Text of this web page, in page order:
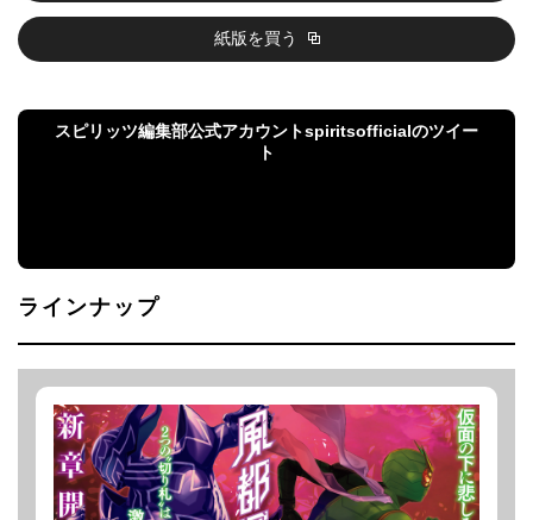
紙版を買う
スピリッツ編集部公式アカウントspiritsofficialのツイー
ト
ラインナップ